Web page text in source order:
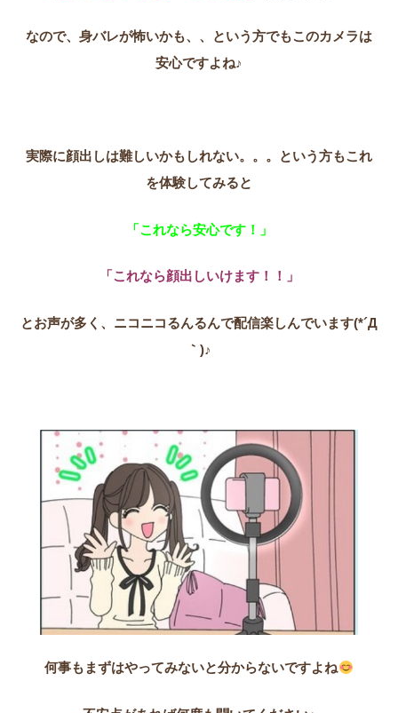
なので、身バレが怖いかも、、という方でもこのカメラは
安心ですよね♪
実際に顔出しは難しいかもしれない。。。という方もこれ
を体験してみると
「これなら安心です！」
「これなら顔出しいけます！！」
とお声が多く、ニコニコるんるんで配信楽しんでいます(*´Д
｀)♪
何事もまずはやってみないと分からないですよね